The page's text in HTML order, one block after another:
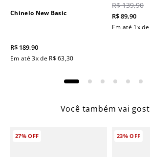
Chinelo New Basic
R$ 189,90
Em até3x de R$ 63,30
R$ 139,90
R$89,90
Em até 1x de
Você também vai
27%OFF 23%OFF